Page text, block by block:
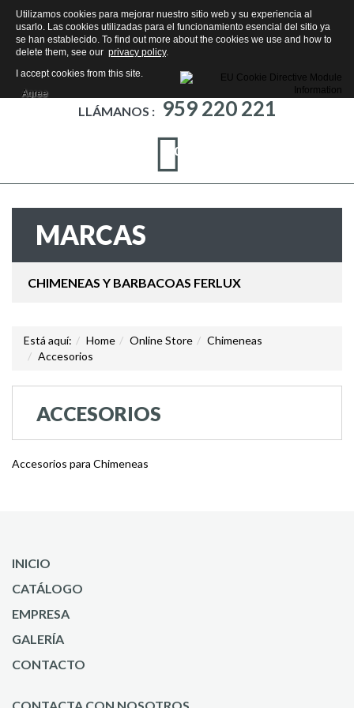
LLÁMANOS : 959 220 221
0
MARCAS
CHIMENEAS Y BARBACOAS FERLUX
Está aquí: Home Online Store
Chimeneas
Accesorios
ACCESORIOS
Accesorios para Chimeneas
INICIO
CATÁLOGO
EMPRESA
GALERÍA
CONTACTO
Utilizamos cookies para mejorar nuestro sitio web y su experiencia al
usarlo. Las cookies utilizadas para el funcionamiento esencial del sitio ya
se han establecido. To find out more about the cookies we use and how to
delete them, see our privacy policy.
I accept cookies from this site.
Agree